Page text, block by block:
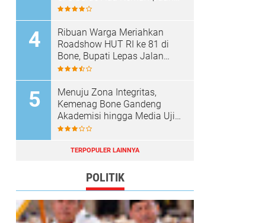
Berpidato
Ribuan Warga Meriahkan
Roadshow HUT RI ke 81 di
Bone, Bupati Lepas Jalan
Santai
Menuju Zona Integritas,
Kemenag Bone Gandeng
Akademisi hingga Media Uji
Standar Pelayanan
TERPOPULER LAINNYA
POLITIK